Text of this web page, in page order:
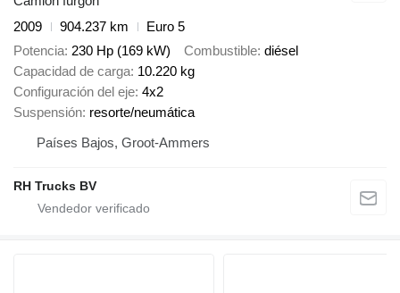
2009
904.237 km
Euro 5
Potencia 230 Hp (169 kW) Combustible diésel
Capacidad de carga 10.220 kg
Configuración del eje 4x2
Suspensión resorte/neumática
Países Bajos, Groot-Ammers
RH Trucks BV